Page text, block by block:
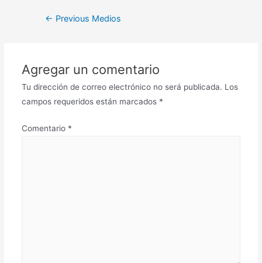
← Previous Medios
Agregar un comentario
Tu dirección de correo electrónico no será publicada. Los
campos requeridos están marcados *
Comentario *